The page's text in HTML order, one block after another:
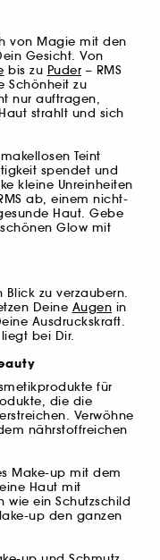
von Magie mit den
Gesicht. Von
bis zu Puder – RMS
Schönheit zu
nur auftragen,
strahlt und sich
Teint
spendet und
kleine Unreinheiten
ab, einem nicht-
Haut. Gebe
Glow mit
Blick zu verzaubern.
Deine Augen in
Ausdruckskraft.
bei Dir.
für
die die
Verwöhne
nährstoffreichen
Make-up mit dem
Haut mit
wie ein Schutzschild
up den ganzen